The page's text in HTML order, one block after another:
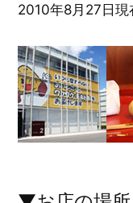
2010年8月27日現